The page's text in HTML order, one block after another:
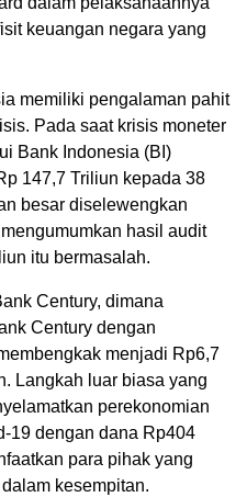
keuangan negara yang
memiliki pengalaman pahit
Pada saat krisis moneter
Bank Indonesia (BI)
147,7 Triliun kepada 38
besar diselewengkan
hasil audit
itu bermasalah.
Century, dimana
Century dengan
menjadi Rp6,7
Langkah luar biasa yang
perekonomian
19 dengan dana Rp404
para pihak yang
kesempitan.